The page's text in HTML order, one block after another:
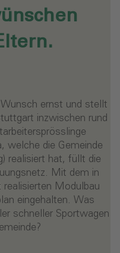
ernst und stellt
inzwischen rund
welche die Gemeinde
realisiert hat, füllt die
Mit dem in
Modulbau
eingehalten. Was
schneller Sportwagen